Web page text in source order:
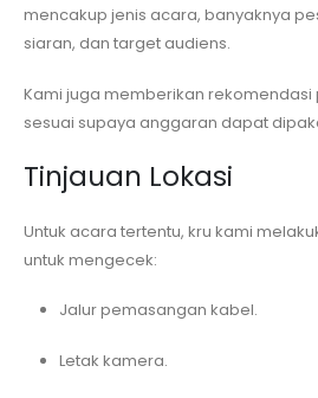
mencakup jenis acara, banyaknya
siaran, dan target audiens.
Kami juga memberikan rekomendasi
sesuai supaya anggaran dapat
Tinjauan Lokasi
Untuk acara tertentu, kru kami
untuk mengecek:
Jalur pemasangan kabel.
Letak kamera.